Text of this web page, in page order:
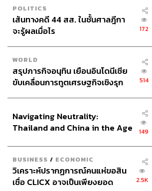
POLITICS
เส้นทางคดี 44 สส. ในชั้นศาลฎีกา
จะรู้ผลเมื่อไร
172
WORLD
สรุปภารกิจอนุทิน เยือนอินโดนีเซีย
ขับเคลื่อนการทูตเศรษฐกิจเชิงรุก
514
Navigating Neutrality:
Thailand and China in the Age
149
BUSINESS / ECONOMIC
วิเคราะห์ปรากฏการณ์คนแห่ขอสิน
เชื่อ CLICX อาจเป็นเพียงยอด
2.5K